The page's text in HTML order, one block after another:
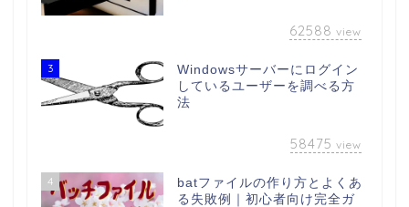
62588 view
3
Windowsサーバーにログイン
しているユーザーを調べる方
法
58475 view
4
batファイルの作り方とよくあ
る失敗例｜初心者向け完全ガ